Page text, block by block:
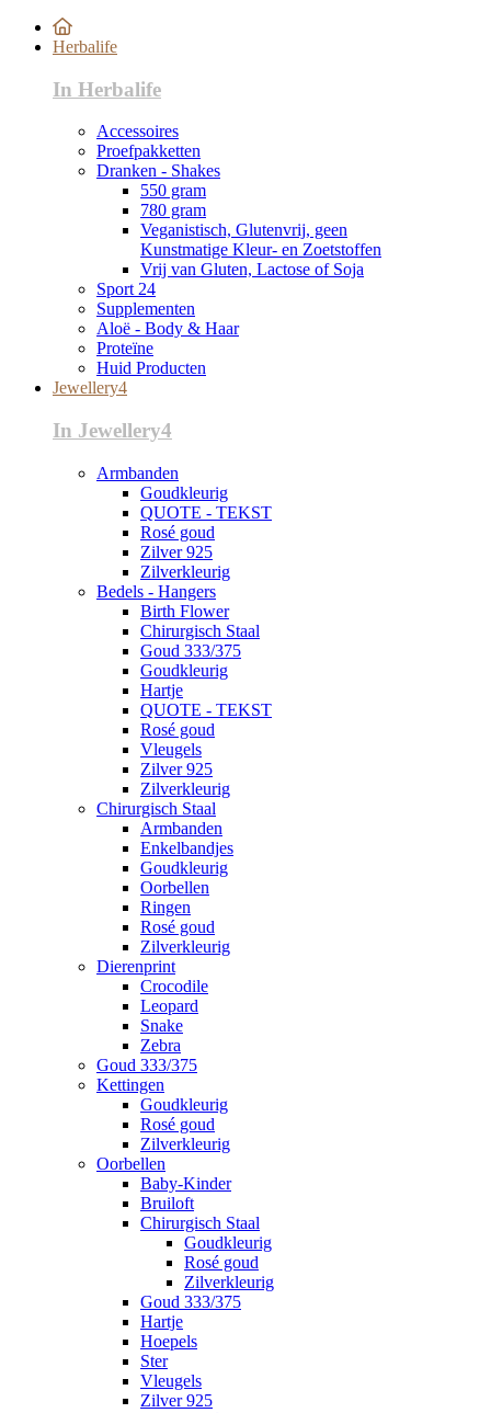
Herbalife
In Herbalife
Accessoires
Proefpakketten
Dranken - Shakes
550 gram
780 gram
Veganistisch, Glutenvrij, geen
Kunstmatige Kleur- en Zoetstoffen
Vrij van Gluten, Lactose of Soja
Sport 24
Supplementen
Aloë - Body & Haar
Proteïne
Huid Producten
Jewellery4
In Jewellery4
Armbanden
Goudkleurig
QUOTE - TEKST
Rosé goud
Zilver 925
Zilverkleurig
Bedels - Hangers
Birth Flower
Chirurgisch Staal
Goud 333/375
Goudkleurig
Hartje
QUOTE - TEKST
Rosé goud
Vleugels
Zilver 925
Zilverkleurig
Chirurgisch Staal
Armbanden
Enkelbandjes
Goudkleurig
Oorbellen
Ringen
Rosé goud
Zilverkleurig
Dierenprint
Crocodile
Leopard
Snake
Zebra
Goud 333/375
Kettingen
Goudkleurig
Rosé goud
Zilverkleurig
Oorbellen
Baby-Kinder
Bruiloft
Chirurgisch Staal
Goudkleurig
Rosé goud
Zilverkleurig
Goud 333/375
Hartje
Hoepels
Ster
Vleugels
Zilver 925